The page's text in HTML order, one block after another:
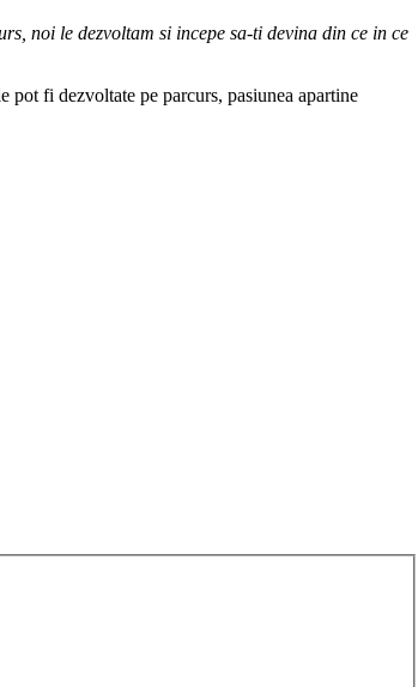
noi le dezvoltam si incepe sa-ti devina din ce in ce
pot fi dezvoltate pe parcurs, pasiunea apartine